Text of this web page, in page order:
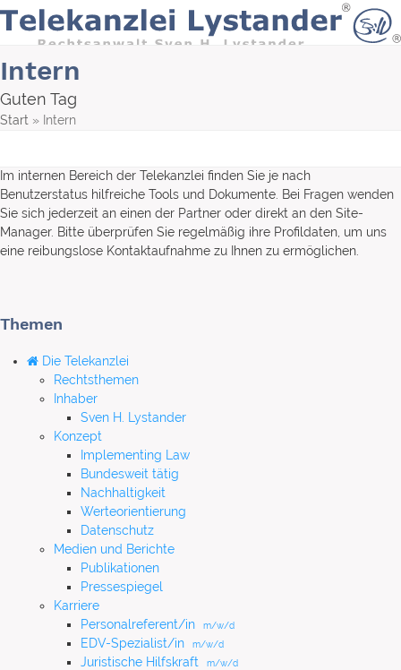
Skip
content
Intern
Guten Tag
Start » Intern
Im internen Bereich der Telekanzlei finden Sie je nach
Benutzerstatus hilfreiche Tools und Dokumente. Bei Fragen wenden
Sie sich jederzeit an einen der Partner oder direkt an den Site-
Manager. Bitte überprüfen Sie regelmäßig ihre Profildaten, um uns
eine reibungslose Kontaktaufnahme zu Ihnen zu ermöglichen.
Themen
Die Telekanzlei
Rechtsthemen
Inhaber
Sven H. Lystander
Konzept
Implementing Law
Bundesweit tätig
Nachhaltigkeit
Werteorientierung
Datenschutz
Medien und Berichte
Publikationen
Pressespiegel
Karriere
Personalreferent/in
m/w/d
EDV-Spezialist/in m/w/d
Juristische Hilfskraft m/w/d